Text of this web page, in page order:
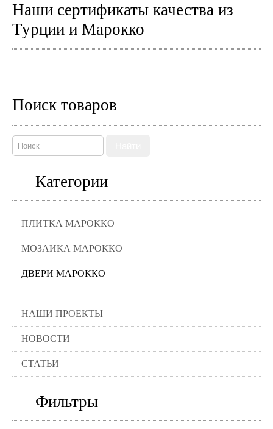
Наши сертификаты качества из
Турции и Марокко
Поиск товаров
Категории
ПЛИТКА МАРОККО
МОЗАИКА МАРОККО
ДВЕРИ МАРОККО
НАШИ ПРОЕКТЫ
НОВОСТИ
СТАТЬИ
Фильтры